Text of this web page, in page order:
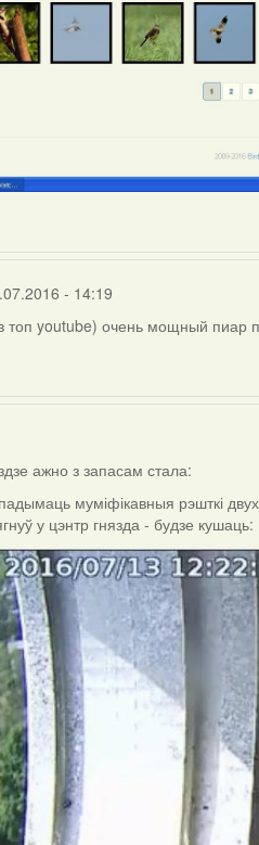
- 14:19
топ youtube) очень мощный пиар
ажно з запасам стала:
муміфікавныя рэшткі
у цэнтр гнязда - будзе кушаць: